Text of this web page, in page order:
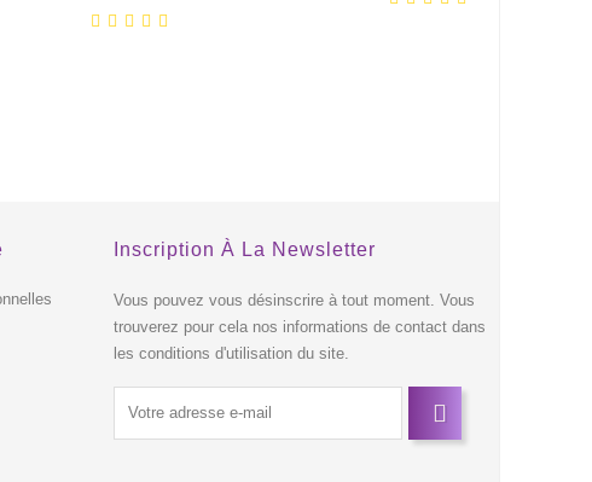
Inscription À La Newsletter
Vous pouvez vous désinscrire à tout moment. Vous
trouverez pour cela nos informations de contact dans
les conditions d'utilisation du site.